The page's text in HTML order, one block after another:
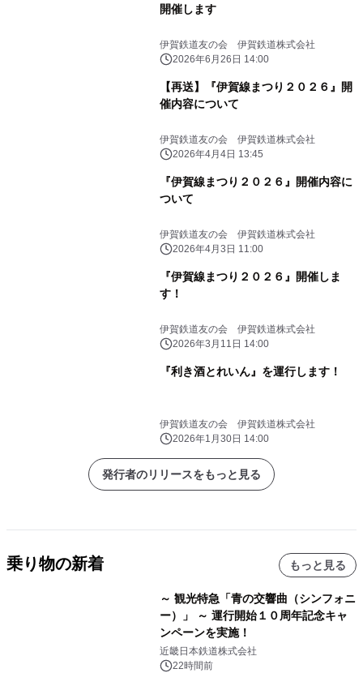
開催します
伊賀鉄道友の会 伊賀鉄道株式会社
2026年6月26日 14:00
【再送】『伊賀線まつり２０２６』開
催内容について
伊賀鉄道友の会 伊賀鉄道株式会社
2026年4月4日 13:45
『伊賀線まつり２０２６』開催内容に
ついて
伊賀鉄道友の会 伊賀鉄道株式会社
2026年4月3日 11:00
『伊賀線まつり２０２６』開催しま
す！
伊賀鉄道友の会 伊賀鉄道株式会社
2026年3月11日 14:00
『利き酒とれいん』を運行します！
伊賀鉄道友の会 伊賀鉄道株式会社
2026年1月30日 14:00
発行者のリリースをもっと見る
乗り物の新着 もっと見る
～ 観光特急「青の交響曲（シンフォニ
ー）」 ～ 運行開始１０周年記念キャ
ンペーンを実施！
近畿日本鉄道株式会社
22時間前